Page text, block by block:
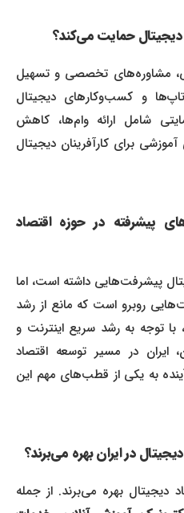
مشاوره‌های تخصصی و تسهیل
و کسب‌وکارهای دیجیتال
شامل ارائه وام‌ها، کاهش
برای کارآفرینان دیجیتال
پیشرفته در حوزه اقتصاد
پیشرفت‌هایی داشته است، اما
روبرو است که مانع از رشد
توجه به رشد سریع اینترنت و
در مسیر توسعه اقتصاد
به یکی از قطب‌های مهم این
بهره می‌برند. از جمله